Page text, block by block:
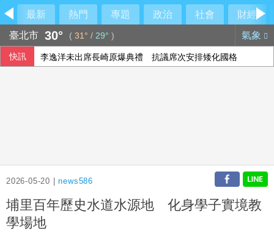
最新 熱門 專題 政治 社會
財經
臺北市 30° ( 31° / 29° ) 氣象
快訊 李逸洋未出席長崎原爆典禮 抗議席次安排矮化國格
2026-05-20 |news586
埔里百年歷史水道水源地 化身學子實境教
學場地